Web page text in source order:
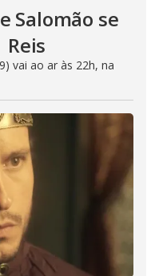
Salomão se
vai ao ar às 22h, na